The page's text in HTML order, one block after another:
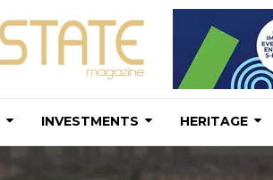
INVESTMENTS HERITAGE